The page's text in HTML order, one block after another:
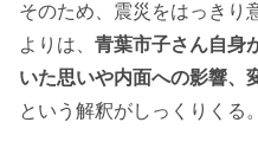
そのため、震災をはっきり
よりは、 青葉市子さん自身
いた思いや内面への影響、
という解釈がしっくりくる。